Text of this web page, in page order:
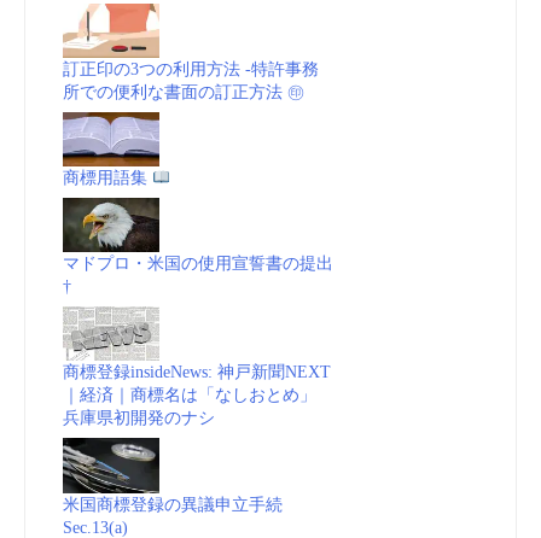
訂正印の3つの利用方法 -特許事務
所での便利な書面の訂正方法 ㊞
商標用語集
マドプロ・米国の使用宣誓書の提出
†
商標登録insideNews: 神戸新聞NEXT
｜経済｜商標名は「なしおとめ」
兵庫県初開発のナシ
米国商標登録の異議申立手続
Sec.13(a)